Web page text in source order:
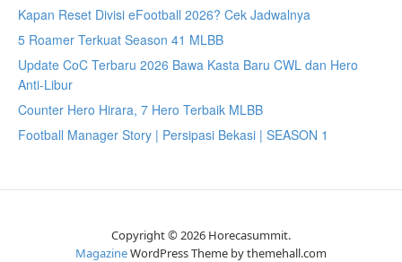
Kapan Reset Divisi eFootball 2026? Cek Jadwalnya
5 Roamer Terkuat Season 41 MLBB
Update CoC Terbaru 2026 Bawa Kasta Baru CWL dan Hero
Anti-Libur
Counter Hero Hirara, 7 Hero Terbaik MLBB
Football Manager Story | Persipasi Bekasi | SEASON 1
Copyright © 2026 Horecasummit.
MagazineWordPress Theme by themehall.com